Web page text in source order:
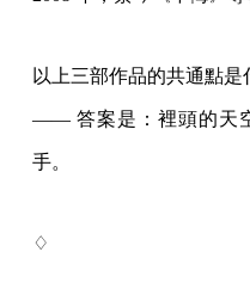
以上三部作品的共通點是
—— 答案是：裡頭的天
手。
♢